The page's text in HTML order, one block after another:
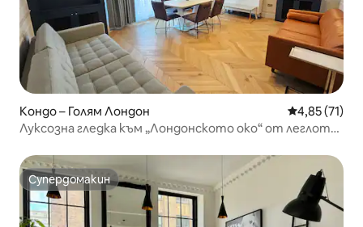
Кондо – Голям Лондон Средна
4,85 (71)
Луксозна гледка към „Лондонското око“ от леглото
Супердомакин
Супердомакин